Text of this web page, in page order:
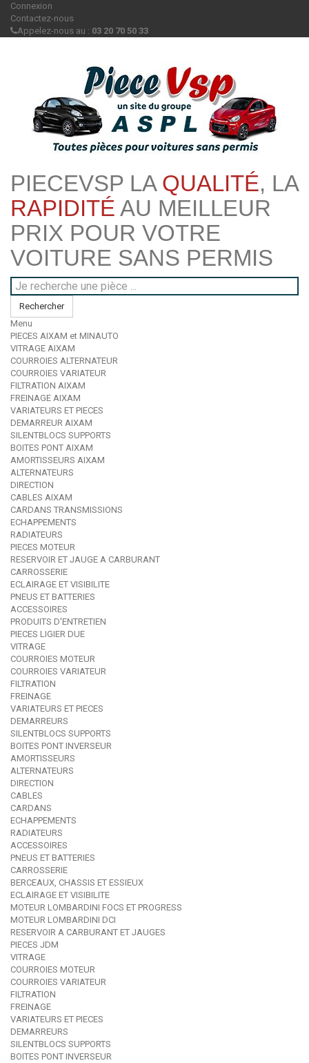
Connexion
Contactez-nous
Appelez-nous au : 03 20 70 50 33
PIECEVSP LA QUALITÉ, LA
RAPIDITÉ AU MEILLEUR
PRIX POUR VOTRE
VOITURE SANS PERMIS
Rechercher
Menu
PIECES AIXAM et MINAUTO
VITRAGE AIXAM
COURROIES ALTERNATEUR
COURROIES VARIATEUR
FILTRATION AIXAM
FREINAGE AIXAM
VARIATEURS ET PIECES
DEMARREUR AIXAM
SILENTBLOCS SUPPORTS
BOITES PONT AIXAM
AMORTISSEURS AIXAM
ALTERNATEURS
DIRECTION
CABLES AIXAM
CARDANS TRANSMISSIONS
ECHAPPEMENTS
RADIATEURS
PIECES MOTEUR
RESERVOIR ET JAUGE A CARBURANT
CARROSSERIE
ECLAIRAGE ET VISIBILITE
PNEUS ET BATTERIES
ACCESSOIRES
PRODUITS D'ENTRETIEN
PIECES LIGIER DUE
VITRAGE
COURROIES MOTEUR
COURROIES VARIATEUR
FILTRATION
FREINAGE
VARIATEURS ET PIECES
DEMARREURS
SILENTBLOCS SUPPORTS
BOITES PONT INVERSEUR
AMORTISSEURS
ALTERNATEURS
DIRECTION
CABLES
CARDANS
ECHAPPEMENTS
RADIATEURS
ACCESSOIRES
PNEUS ET BATTERIES
CARROSSERIE
BERCEAUX, CHASSIS ET ESSIEUX
ECLAIRAGE ET VISIBILITE
MOTEUR LOMBARDINI FOCS ET PROGRESS
MOTEUR LOMBARDINI DCI
RESERVOIR A CARBURANT ET JAUGES
PIECES JDM
VITRAGE
COURROIES MOTEUR
COURROIES VARIATEUR
FILTRATION
FREINAGE
VARIATEURS ET PIECES
DEMARREURS
SILENTBLOCS SUPPORTS
BOITES PONT INVERSEUR